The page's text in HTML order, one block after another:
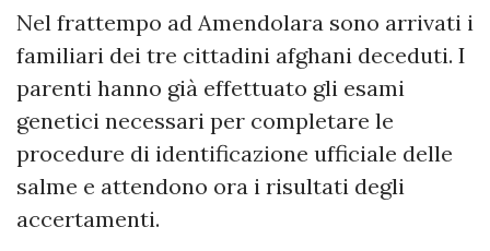
Nel frattempo ad Amendolara sono arrivati i
familiari dei tre cittadini afghani deceduti. I
parenti hanno già effettuato gli esami
genetici necessari per completare le
procedure di identificazione ufficiale delle
salme e attendono ora i risultati degli
accertamenti.